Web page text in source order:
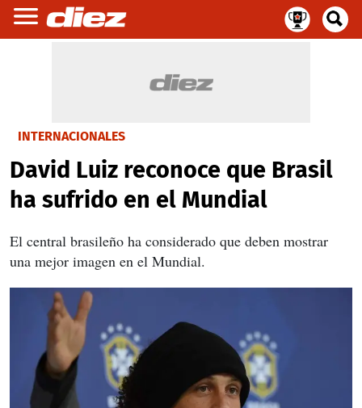
INTERNACIONALES
David Luiz reconoce que Brasil
ha sufrido en el Mundial
El central brasileño ha considerado que deben mostrar
una mejor imagen en el Mundial.